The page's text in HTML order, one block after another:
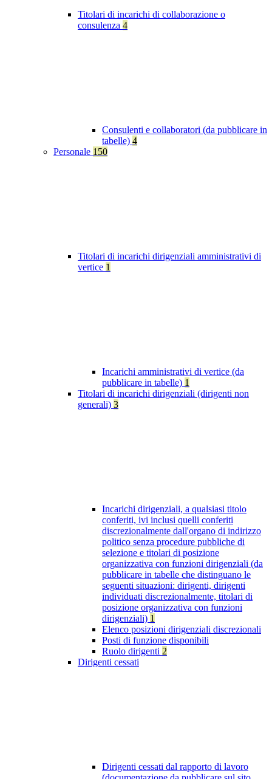
Titolari di incarichi di collaborazione o
consulenza 4
Consulenti e collaboratori (da pubblicare in
tabelle) 4
Personale 150
Titolari di incarichi dirigenziali amministrativi di
vertice 1
Incarichi amministrativi di vertice (da
pubblicare in tabelle) 1
Titolari di incarichi dirigenziali (dirigenti non
generali) 3
Incarichi dirigenziali, a qualsiasi titolo
conferiti, ivi inclusi quelli conferiti
discrezionalmente dall'organo di indirizzo
politico senza procedure pubbliche di
selezione e titolari di posizione
organizzativa con funzioni dirigenziali (da
pubblicare in tabelle che distinguano le
seguenti situazioni: dirigenti, dirigenti
individuati discrezionalmente, titolari di
posizione organizzativa con funzioni
dirigenziali) 1
Elenco posizioni dirigenziali discrezionali
Posti di funzione disponibili
Ruolo dirigenti 2
Dirigenti cessati
Dirigenti cessati dal rapporto di lavoro